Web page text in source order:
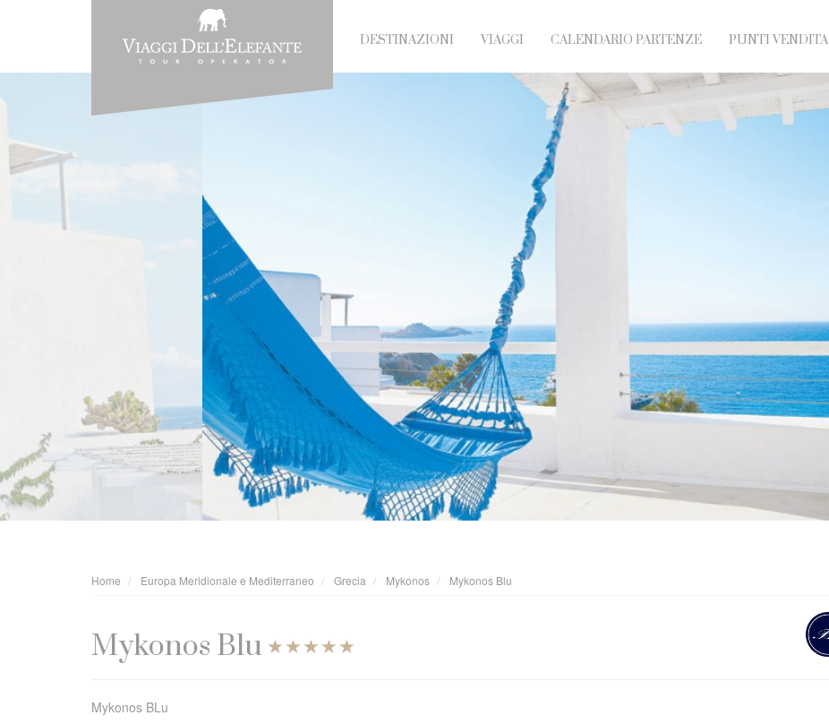
DESTINAZIONI VIAGGI CALENDARIO PARTENZE PUNTI VENDITA
Home Europa Meridionale e Mediterraneo Grecia Mykonos Mykonos Blu
Mykonos Blu
Mykonos BLu